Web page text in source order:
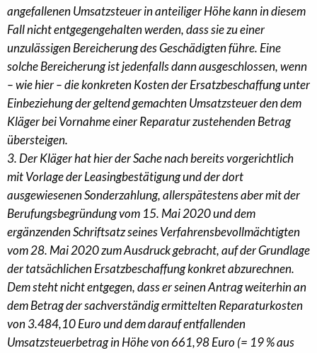
angefallenen Umsatzsteuer in anteiliger Höhe kann in diesem
Fall nicht entgegengehalten werden, dass sie zu einer
unzulässigen Bereicherung des Geschädigten führe. Eine
solche Bereicherung ist jedenfalls dann ausgeschlossen, wenn
– wie hier – die konkreten Kosten der Ersatzbeschaffung unter
Einbeziehung der geltend gemachten Umsatzsteuer den dem
Kläger bei Vornahme einer Reparatur zustehenden Betrag
übersteigen.
3. Der Kläger hat hier der Sache nach bereits vorgerichtlich
mit Vorlage der Leasingbestätigung und der dort
ausgewiesenen Sonderzahlung, allerspätestens aber mit der
Berufungsbegründung vom 15. Mai 2020 und dem
ergänzenden Schriftsatz seines Verfahrensbevollmächtigten
vom 28. Mai 2020 zum Ausdruck gebracht, auf der Grundlage
der tatsächlichen Ersatzbeschaffung konkret abzurechnen.
Dem steht nicht entgegen, dass er seinen Antrag weiterhin an
dem Betrag der sachverständig ermittelten Reparaturkosten
von 3.484,10 Euro und dem darauf entfallenden
Umsatzsteuerbetrag in Höhe von 661,98 Euro (= 19 % aus